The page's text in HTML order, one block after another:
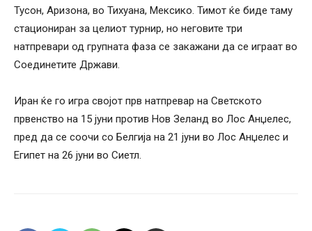
Тусон, Аризона, во Тихуана, Мексико. Тимот ќе биде таму
стациониран за целиот турнир, но неговите три
натпревари од групната фаза се закажани да се играат во
Соединетите Држави.
Иран ќе го игра својот прв натпревар на Светското
првенство на 15 јуни против Нов Зеланд во Лос Анџелес,
пред да се соочи со Белгија на 21 јуни во Лос Анџелес и
Египет на 26 јуни во Сиетл.